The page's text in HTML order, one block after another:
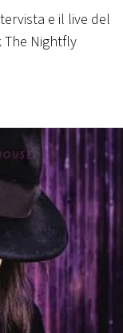
e il live del
The Nightfly